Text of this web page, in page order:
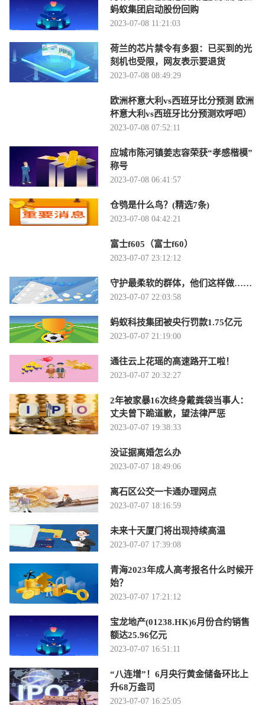
蚂蚁集团启动股份回购
2023-07-08 11:21:03
荷兰的芯片禁令有多狠：已买到的光
刻机也受限，网友表示要退货
2023-07-08 08:49:29
欧洲杯意大利vs西班牙比分预测 欧洲
杯意大利vs西班牙比分预测欢呼吧）
2023-07-08 07:52:11
应城市陈河镇姜志容荣获“孝感楷模”
称号
2023-07-08 06:41:57
仓鸮是什么鸟？(精选7条)
2023-07-08 04:42:21
富士f605（富士f60）
2023-07-07 23:12:12
守护最柔软的群体，他们这样做……
2023-07-07 22:03:58
蚂蚁科技集团被央行罚款1.75亿元
2023-07-07 21:19:00
通往云上花瑶的高速路开工啦！
2023-07-07 20:32:27
2年被家暴16次终身戴粪袋当事人：
丈夫曾下跪道歉，望法律严惩
2023-07-07 19:38:33
没证据离婚怎么办
2023-07-07 18:49:06
离石区公交一卡通办理网点
2023-07-07 18:16:59
未来十天厦门将出现持续高温
2023-07-07 17:39:08
青海2023年成人高考报名什么时候开
始？
2023-07-07 17:21:12
宝龙地产(01238.HK)6月份合约销售
额达25.96亿元
2023-07-07 16:51:11
“八连增”！6月央行黄金储备环比上
升68万盎司
2023-07-07 16:25:05